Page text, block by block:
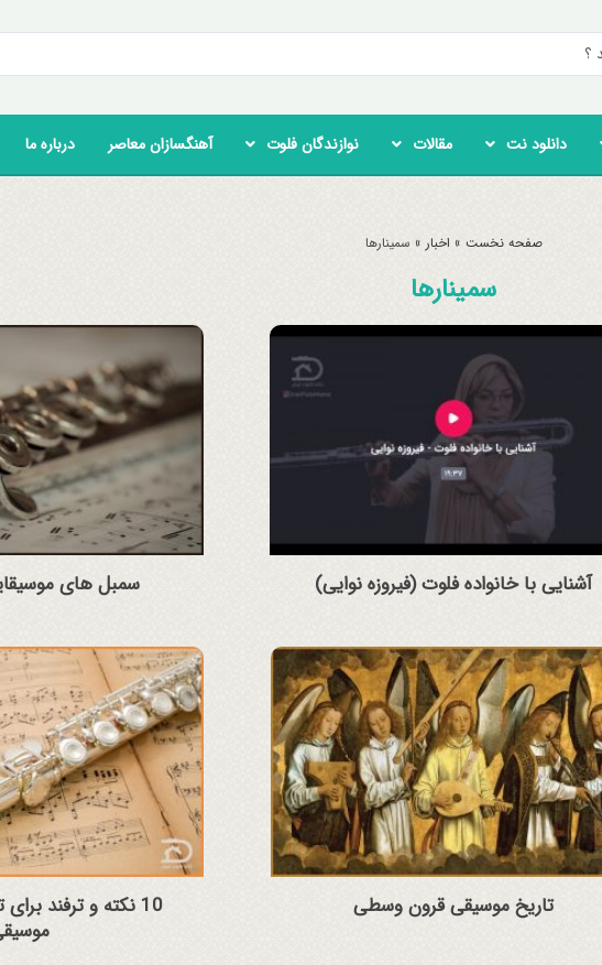
دانلود نت مقالات نوازندگان فلوت آهنگسازان معاصر درباره ما
صفحه نخست » اخبار » سمینارها
سمینارها
آشنایی با خانواده فلوت (فیروزه نوایی) سمبل های
تاریخ موسیقی قرون وسطی
10 نکته و ترفند